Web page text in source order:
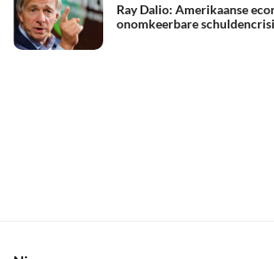
Ray Dalio: Amerikaanse
onomkeerbare